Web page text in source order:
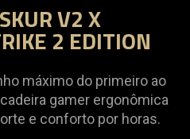
V2 X
2 EDITION
máximo do primeiro ao
gamer ergonômica
e conforto por horas.